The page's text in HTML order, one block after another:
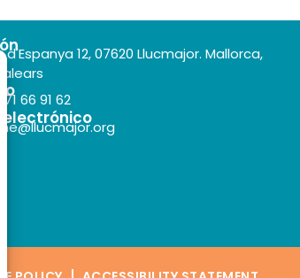
d'Espanya 12, 07620 Llucmajor. Mallorca,
66 91 62
electrónico